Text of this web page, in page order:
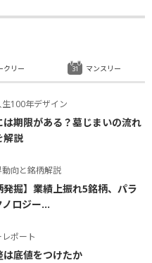
100年デザイン
は期限がある？墓じまいの流れ
解説
向と銘柄解説
発掘】業績上振れ5銘柄、パラ
ロジー...
ポート
底値をつけたか
クリー マンスリー